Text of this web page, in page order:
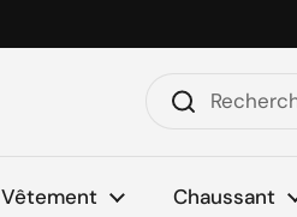
Vêtement Chaussant